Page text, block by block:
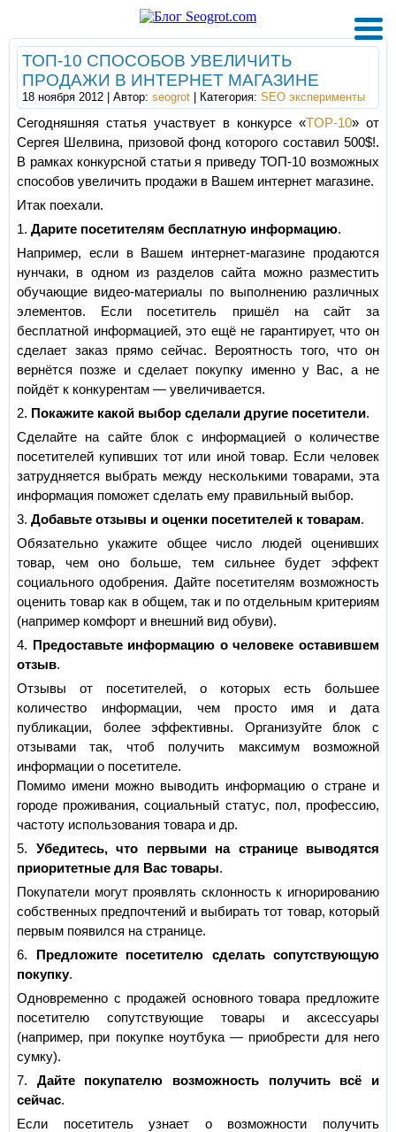
ТОП-10 СПОСОБОВ УВЕЛИЧИТЬ
ПРОДАЖИ В ИНТЕРНЕТ МАГАЗИНЕ
18 ноября 2012 | Автор: seogrot | Категория: SEO эксперименты
Сегодняшняя статья участвует в конкурсе «TOP-10» от
Сергея Шелвина, призовой фонд которого составил 500$!.
В рамках конкурсной статьи я приведу ТОП-10 возможных
способов увеличить продажи в Вашем интернет магазине.
Итак поехали.
1. Дарите посетителям бесплатную информацию.
Например, если в Вашем интернет-магазине продаются
нунчаки, в одном из разделов сайта можно разместить
обучающие видео-материалы по выполнению различных
элементов. Если посетитель пришёл на сайт за
бесплатной информацией, это ещё не гарантирует, что он
сделает заказ прямо сейчас. Вероятность того, что он
вернётся позже и сделает покупку именно у Вас, а не
пойдёт к конкурентам — увеличивается.
2. Покажите какой выбор сделали другие посетители.
Сделайте на сайте блок с информацией о количестве
посетителей купивших тот или иной товар. Если человек
затрудняется выбрать между несколькими товарами, эта
информация поможет сделать ему правильный выбор.
3. Добавьте отзывы и оценки посетителей к товарам.
Обязательно укажите общее число людей оценивших
товар, чем оно больше, тем сильнее будет эффект
социального одобрения. Дайте посетителям возможность
оценить товар как в общем, так и по отдельным критериям
(например комфорт и внешний вид обуви).
4.
Предоставьте информацию о человеке оставившем
отзыв.
Отзывы от посетителей, о которых есть большее
количество информации, чем просто имя и дата
публикации, более эффективны. Организуйте блок с
отзывами так, чтоб получить максимум возможной
информации о посетителе.
Помимо имени можно выводить информацию о стране и
городе проживания, социальный статус, пол, профессию,
частоту использования товара и др.
5. Убедитесь, что первыми на странице выводятся
приоритетные для Вас товары.
Покупатели могут проявлять склонность к игнорированию
собственных предпочтений и выбирать тот товар, который
первым появился на странице.
6.
Предложите посетителю сделать сопутствующую
покупку.
Одновременно с продажей основного товара предложите
посетителю сопутствующие товары и аксессуары
(например, при покупке ноутбука — приобрести для него
сумку).
7. Дайте покупателю возможность получить всё и
сейчас.
Если посетитель узнает о возможности получить